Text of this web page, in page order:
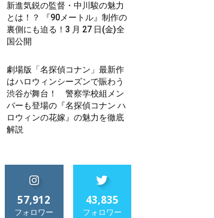
新進気鋭の監督・中川駿の魅力
とは！？ 『90メートル』制作の
裏側にも迫る！3 月 27 日(金)全
国公開
劇場版「名探偵コナン」最新作
はハロウィンシーズンで賑わう
渋谷が舞台！ 警察学校組メン
バーも登場の『名探偵コナン ハ
ロウィンの花嫁』の魅力を徹底
解説
57,912
フォロワー
43,835
フォロワー